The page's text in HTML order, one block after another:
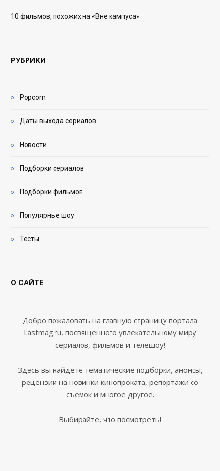
10 фильмов, похожих на «Вне кампуса»
РУБРИКИ
Popcorn
Даты выхода сериалов
Новости
Подборки сериалов
Подборки фильмов
Популярные шоу
Тесты
О САЙТЕ
Добро пожаловать на главную страницу портала
Lastmag.ru, посвященного увлекательному миру
сериалов, фильмов и телешоу!
Здесь вы найдете тематические подборки, анонсы,
рецензии на новинки кинопроката, репортажи со
съемок и многое другое.
Выбирайте, что посмотреть!